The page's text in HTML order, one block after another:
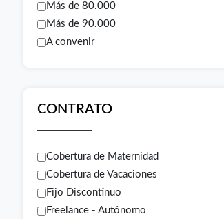
Más de 80.000
Más de 90.000
A convenir
CONTRATO
Cobertura de Maternidad
Cobertura de Vacaciones
Fijo Discontinuo
Freelance - Autónomo